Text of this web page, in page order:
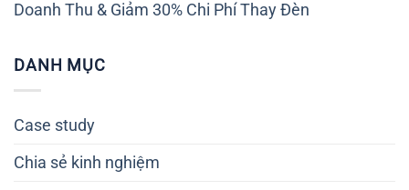
Doanh Thu & Giảm 30% Chi Phí Thay Đèn
DANH MỤC
Case study
Chia sẻ kinh nghiệm